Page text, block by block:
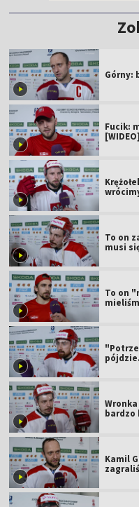
Górny:
Fucik:
[WIDEO]
To on
musi
To on
bardzo
Kamil